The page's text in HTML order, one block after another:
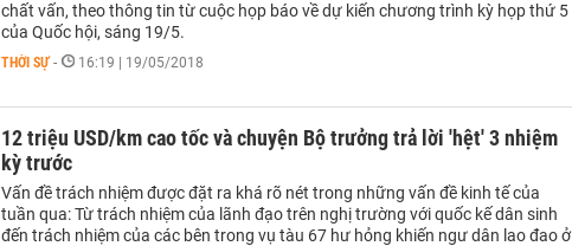
chất vấn, theo thông tin từ cuộc họp báo về dự kiến chương trình kỳ họp thứ 5
của Quốc hội, sáng 19/5.
THỜI SỰ - 16:19 | 19/05/2018
12 triệu USD/km cao tốc và chuyện Bộ trưởng trả lời 'hệt' 3 nhiệm
kỳ trước
Vấn đề trách nhiệm được đặt ra khá rõ nét trong những vấn đề kinh tế của
tuần qua: Từ trách nhiệm của lãnh đạo trên nghị trường với quốc kế dân sinh
đến trách nhiệm của các bên trong vụ tàu 67 hư hỏng khiến ngư dân lao đao ở